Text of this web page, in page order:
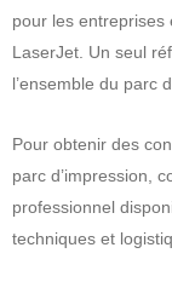
pour les entreprises
LaserJet. Un seul
l’ensemble du parc
Pour obtenir des
parc d’impression,
professionnel
techniques et